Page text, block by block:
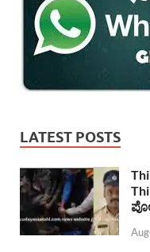
LATEST POSTS